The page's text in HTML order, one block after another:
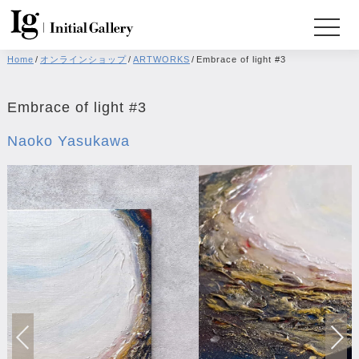
Home / オンラインショップ/ ARTWORKS / Embrace of light #3
Embrace of light #3
Naoko Yasukawa